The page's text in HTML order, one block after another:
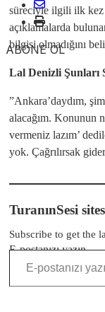
ABONE OL
süreciyle ilgili ilk kez
açıklamalarda
bilgisi olmadığını
Lal Denizli Şunları
​”Ankara’daydım,
alacağım. Konunun
vermeniz lazım’
yok. Çağrılırsak
TuranınSesi
Subscribe to get the
E-postanızı yazın…